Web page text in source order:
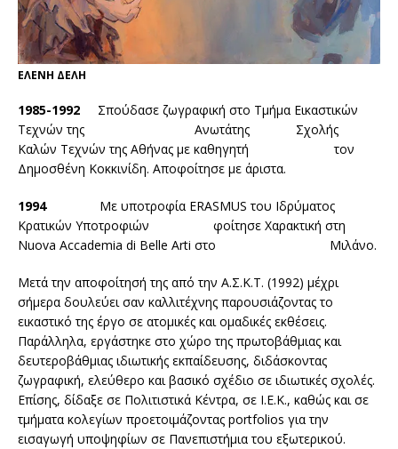
ΕΛΕΝΗ ΔΕΛΗ
1985-1992
Σπούδασε ζωγραφική στο Τμήμα Εικαστικών
Τεχνών της Ανωτάτης Σχολής
Καλών Τεχνών της Αθήνας με καθηγητή τον
Δημοσθένη Κοκκινίδη. Αποφοίτησε με άριστα.
1994Με υποτροφία ERASMUS του Ιδρύματος
Κρατικών Υποτροφιών φοίτησε Χαρακτική στη
Nuova Accademia di Belle Arti στο Μιλάνο.
Μετά την αποφοίτησή της από την Α.Σ.Κ.Τ. (1992) μέχρι
σήμερα δουλεύει σαν καλλιτέχνης παρουσιάζοντας το
εικαστικό της έργο σε ατομικές και ομαδικές εκθέσεις.
Παράλληλα, εργάστηκε στο χώρο της πρωτοβάθμιας και
δευτεροβάθμιας ιδιωτικής εκπαίδευσης, διδάσκοντας
ζωγραφική, ελεύθερο και βασικό σχέδιο σε ιδιωτικές σχολές.
Επίσης, δίδαξε σε Πολιτιστικά Κέντρα, σε Ι.Ε.Κ., καθώς και σε
τμήματα κολεγίων προετοιμάζοντας portfolios για την
εισαγωγή υποψηφίων σε Πανεπιστήμια του εξωτερικού.